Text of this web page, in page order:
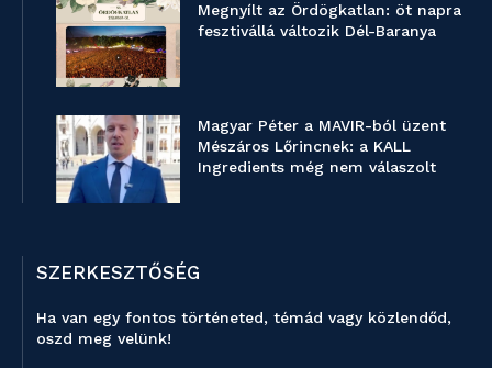
Megnyílt az Ördögkatlan: öt napra
fesztivállá változik Dél-Baranya
Magyar Péter a MAVIR-ból üzent
Mészáros Lőrincnek: a KALL
Ingredients még nem válaszolt
SZERKESZTŐSÉG
Ha van egy fontos történeted, témád vagy közlendőd,
oszd meg velünk!